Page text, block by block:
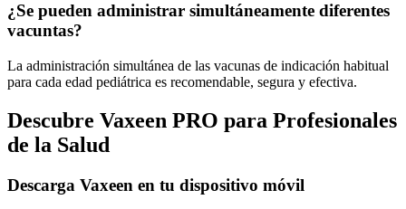
¿Se pueden administrar simultáneamente diferentes
vacuntas?
La administración simultánea de las vacunas de indicación habitual
para cada edad pediátrica es recomendable, segura y efectiva.
Descubre Vaxeen PRO para Profesionales
de la Salud
Descarga Vaxeen en tu dispositivo móvil